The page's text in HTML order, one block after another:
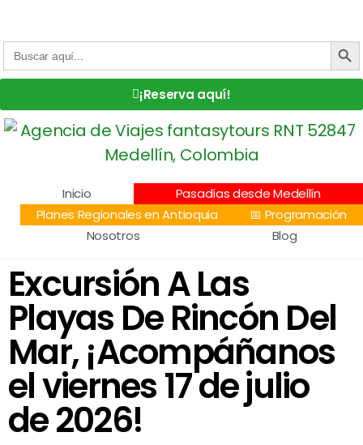
Buscar: BOTÓN
¡Reserva aquí!
Inicio
Pasadías desde Medellín
Planes Regionales en Antioquia
📅 Programación
Nosotros
Blog
Excursión A Las
Playas De Rincón Del
Mar, ¡Acompáñanos
el viernes 17 de julio
de 2026!